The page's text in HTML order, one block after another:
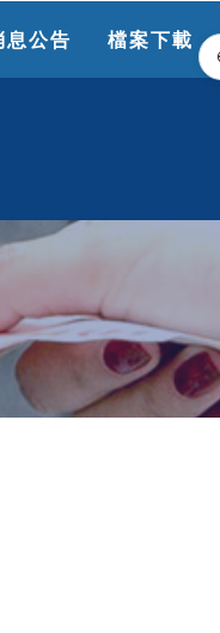
息公告 檔案下載